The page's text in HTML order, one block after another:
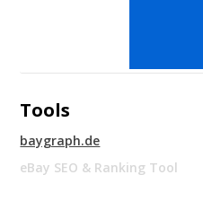
Tools
baygraph.de
eBay SEO & Ranking Tool